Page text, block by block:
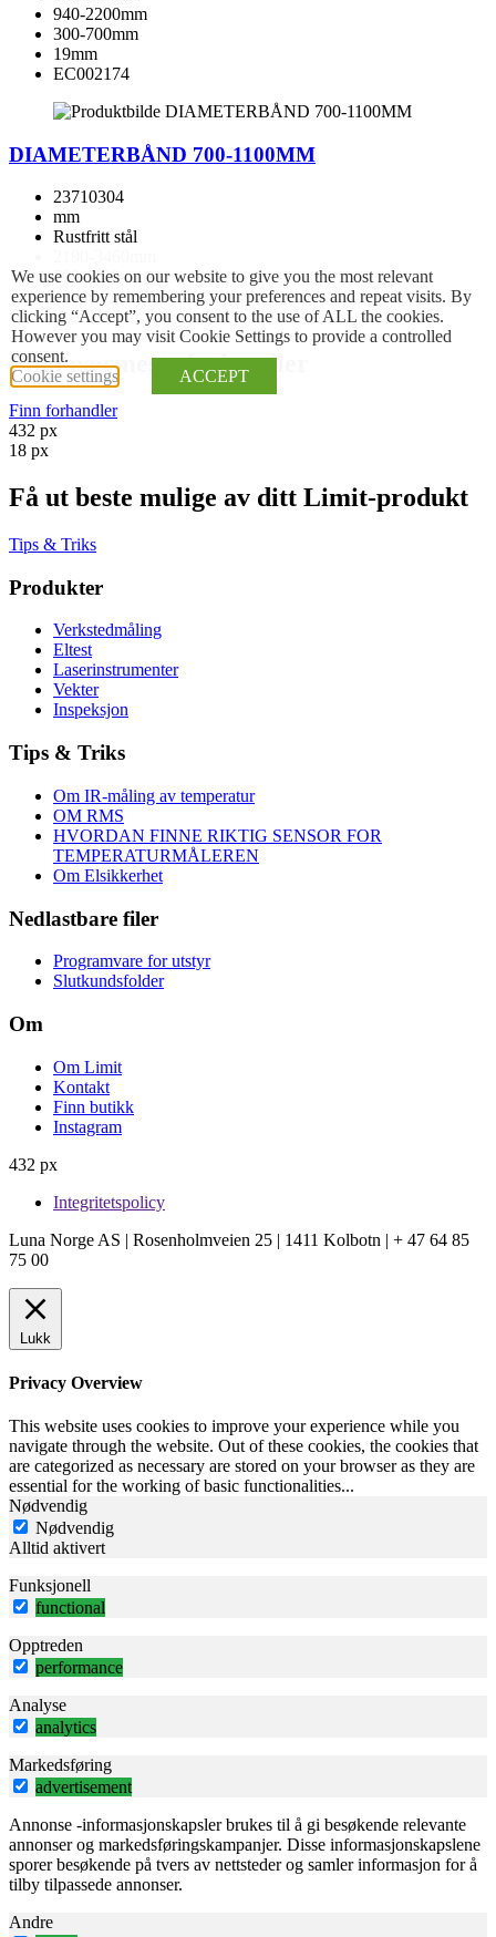
940-2200mm
300-700mm
19mm
EC002174
DIAMETERBÅND 700-1100MM
23710304
mm
Rustfritt stål
700-1100mm
19mm
EC002174
Finn nærmeste forhandler
Finn forhandler
432 px
18 px
Få ut beste mulige av ditt Limit-produkt
Tips & Triks
Produkter
Verkstedmåling
Eltest
Laserinstrumenter
Vekter
Inspeksjon
Tips & Triks
Om IR-måling av temperatur
OM RMS
HVORDAN FINNE RIKTIG SENSOR FOR
TEMPERATURMÅLEREN
Om Elsikkerhet
Nedlastbare filer
Programvare for utstyr
Slutkundsfolder
Om
Om Limit
Kontakt
Finn butikk
Instagram
432 px
Integritetspolicy
Luna Norge AS | Rosenholmveien 25 | 1411 Kolbotn | + 47 64 85
75 00
We use cookies on our website to give you the most relevant
experience by remembering your preferences and repeat visits. By
clicking “Accept”, you consent to the use of ALL the cookies.
However you may visit Cookie Settings to provide a controlled
consent.
Cookie settings
ACCEPT
Lukk
Privacy Overview
This website uses cookies to improve your experience while you
navigate through the website. Out of these cookies, the cookies that
are categorized as necessary are stored on your browser as they are
essential for the working of basic functionalities...
Nødvendig
Nødvendig
Alltid aktivert
Funksjonell
functional
Opptreden
performance
Analyse
analytics
Markedsføring
advertisement
Annonse -informasjonskapsler brukes til å gi besøkende relevante
annonser og markedsføringskampanjer. Disse informasjonskapslene
sporer besøkende på tvers av nettsteder og samler informasjon for å
tilby tilpassede annonser.
Andre